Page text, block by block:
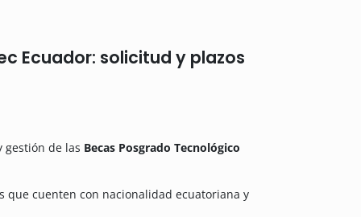
Ecuador: solicitud y plazos
gestión de las Becas Posgrado Tecnológico
que cuenten con nacionalidad ecuatoriana y